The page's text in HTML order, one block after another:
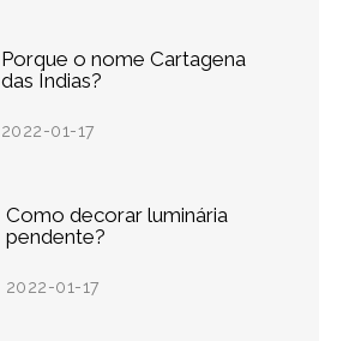
Porque o nome Cartagena
das Índias?
2022-01-17
Como decorar luminária
pendente?
2022-01-17